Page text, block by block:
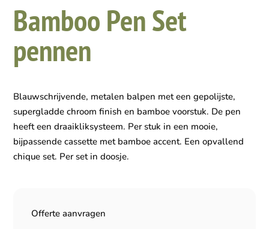
Bamboo Pen Set
pennen
Blauwschrijvende, metalen balpen met een gepolijste,
supergladde chroom finish en bamboe voorstuk. De pen
heeft een draaikliksysteem. Per stuk in een mooie,
bijpassende cassette met bamboe accent. Een opvallend
chique set. Per set in doosje.
Offerte aanvragen